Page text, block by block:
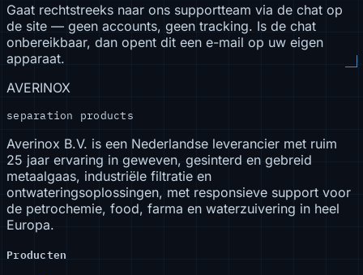
Gaat rechtstreeks naar ons supportteam via de chat op
de site — geen accounts, geen tracking. Is de chat
onbereikbaar, dan opent dit een e-mail op uw eigen
apparaat.
AVERINOX
separation products
Averinox B.V. is een Nederlandse leverancier met ruim
25 jaar ervaring in geweven, gesinterd en gebreid
metaalgaas, industriële filtratie en
ontwateringsoplossingen, met responsieve support voor
de petrochemie, food, farma en waterzuivering in heel
Europa.
Producten